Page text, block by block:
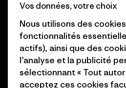
Objectifs climatiques
1% For The Planet
Comment nous
finançons
Presse
Industry
site
Vos données, votre choix
Nous utilisons des
fonctionnalités
actifs), ainsi que des
l’analyse et la publicité
sélectionnant « Tout
acceptez ces cookies